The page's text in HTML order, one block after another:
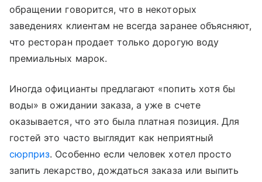
обращении говорится, что в некоторых
заведениях клиентам не всегда заранее объясняют,
что ресторан продает только дорогую воду
премиальных марок.
Иногда официанты предлагают «попить хотя бы
воды» в ожидании заказа, а уже в счете
оказывается, что это была платная позиция. Для
гостей это часто выглядит как неприятный
сюрприз. Особенно если человек хотел просто
запить лекарство, дождаться заказа или выпить